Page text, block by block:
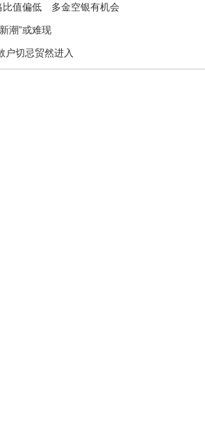
比值偏低 多金空银有机会
潮”或难现
户切忌贸然进入